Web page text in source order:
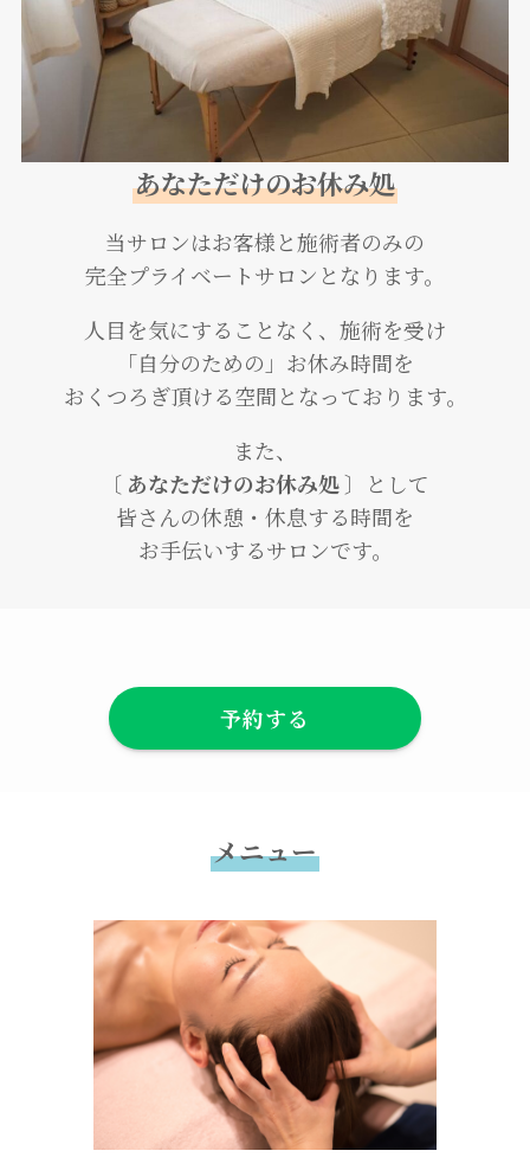
あなただけのお休み処
当サロンはお客様と施術者のみの
完全プライベートサロンとなります。
人目を気にすることなく、施術を受け
「自分のための」お休み時間を
おくつろぎ頂ける空間となっております。
また、
〔 あなただけのお休み処 〕
として
皆さんの休憩・休息する時間を
お手伝いするサロンです。
予約する
メニュー